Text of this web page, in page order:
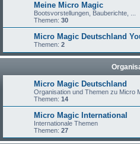
Meine Micro Magic
Bootsvorstellungen, Bauberichte, ...
Themen: 30
Micro Magic Deutschland
Themen: 2
Micro Magic Deutschland
Organisation und Themen zu Micro
Themen: 14
Micro Magic International
Internationale Themen
Themen: 27